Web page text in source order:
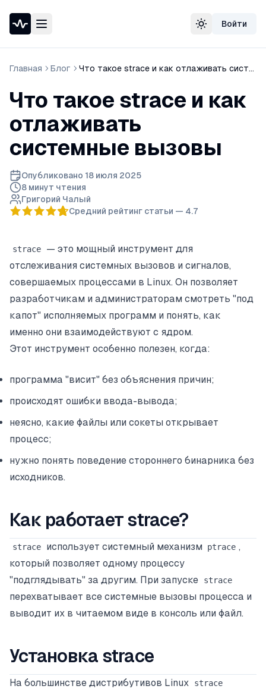
Проверка доступности сайта
Whois домена
Проверка порта
Проверка в реестре РКН
Сменить тему
Войти
Главная Блог Что такое strace и как отлаживать системные вызовы
Что такое strace и как
отлаживать
системные вызовы
Опубликовано 18 июля 2025
8 минут чтения
Григорий Чалый
Средний рейтинг статьи — 4.7
strace
— это мощный инструмент для
отслеживания системных вызовов и сигналов,
совершаемых процессами в Linux. Он позволяет
разработчикам и администраторам смотреть "под
капот" исполняемых программ и понять, как
именно они взаимодействуют с ядром.
Этот инструмент особенно полезен, когда:
программа "висит" без объяснения причин;
происходят ошибки ввода-вывода;
неясно, какие файлы или сокеты открывает
процесс;
нужно понять поведение стороннего бинарника без
исходников.
Как работает strace?
strace использует системный механизм ptrace ,
который позволяет одному процессу
"подглядывать" за другим. При запуске
strace
перехватывает все системные вызовы процесса и
выводит их в читаемом виде в консоль или файл.
Установка strace
На большинстве дистрибутивов Linux strace